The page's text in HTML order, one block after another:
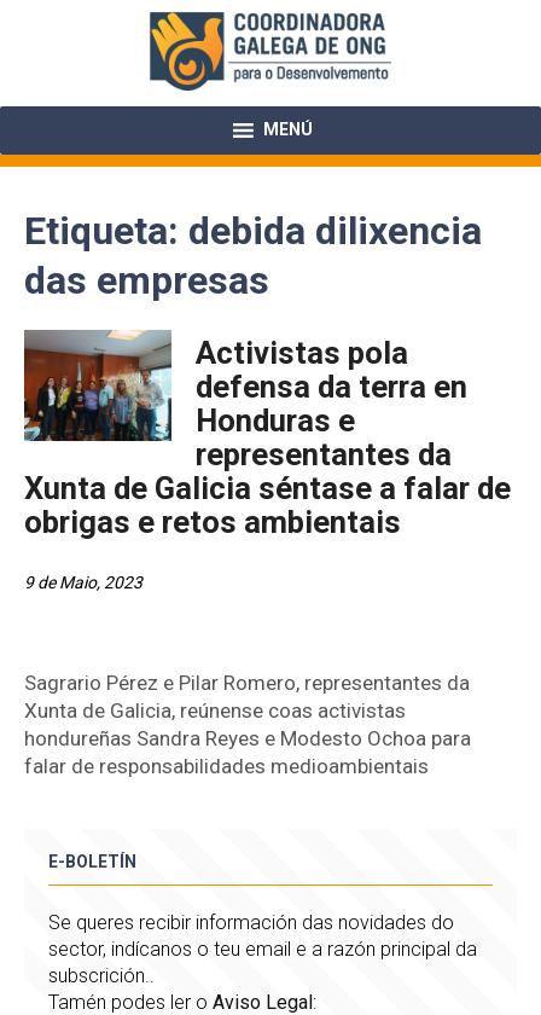
MENÚ
Etiqueta: debida dilixencia
das empresas
Activistas pola
defensa da terra en
Honduras e
representantes da
Xunta de Galicia séntase a falar de
obrigas e retos ambientais
9 de Maio, 2023
Sagrario Pérez e Pilar Romero, representantes da
Xunta de Galicia, reúnense coas activistas
hondureñas Sandra Reyes e Modesto Ochoa para
falar de responsabilidades medioambientais
E-BOLETÍN
Se queres recibir información das novidades do
sector, indícanos o teu email e a razón principal da
subscrición..
Tamén podes ler o Aviso Legal: